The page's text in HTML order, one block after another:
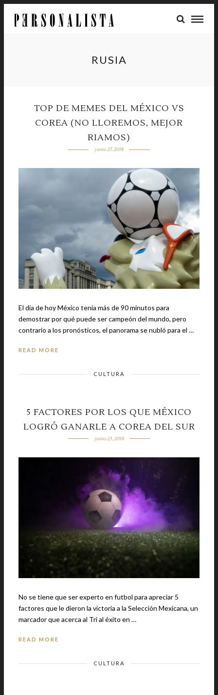
RUSIA
TOP DE MEMES DEL MÉXICO VS
COREA (NO LLOREMOS, MEJOR
RIAMOS)
junio 27, 2018
El día de hoy México tenía más de 90 minutos para
demostrar por qué puede ser campeón del mundo, pero
contrario a los pronósticos, el panorama se nubló para el …
READ MORE
CULTURA
5 FACTORES POR LOS QUE MÉXICO
LOGRÓ GANARLE A COREA DEL SUR
junio 23, 2018
No se tiene que ser experto en futbol para apreciar 5
factores que le dieron la victoria a la Selección Mexicana, un
marcador que acerca al Tri al éxito en …
READ MORE
CULTURA